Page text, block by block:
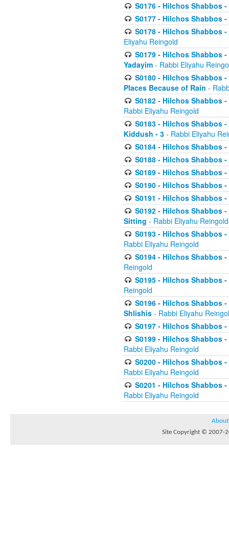
S0176 - Hilchos Shabbos
S0177 - Hilchos Shabbos
S0178 - Hilchos Shabbos
Eliyahu Reingold
S0179 - Hilchos Shabbos
Yadayim - Rabbi Eliyahu
S0180 - Hilchos Shabbos
Places Because of Rain -
S0182 - Hilchos Shabbos
Rabbi Eliyahu Reingold
S0183 - Hilchos Shabbos
Kiddush - 3 - Rabbi Eliyahu
S0184 - Hilchos Shabbos
S0188 - Hilchos Shabbos
S0189 - Hilchos Shabbos
S0190 - Hilchos Shabbos
S0191 - Hilchos Shabbos
S0192 - Hilchos Shabbos
Sitting - Rabbi Eliyahu Reingold
S0193 - Hilchos Shabbos
Rabbi Eliyahu Reingold
S0194 - Hilchos Shabbos
Reingold
S0195 - Hilchos Shabbos
Reingold
S0196 - Hilchos Shabbos
Shlishis - Rabbi Eliyahu
S0197 - Hilchos Shabbos
S0199 - Hilchos Shabbos
Rabbi Eliyahu Reingold
S0200 - Hilchos Shabbos
Rabbi Eliyahu Reingold
S0201 - Hilchos Shabbos
Rabbi Eliyahu Reingold
About
Site Copyright © 2007-